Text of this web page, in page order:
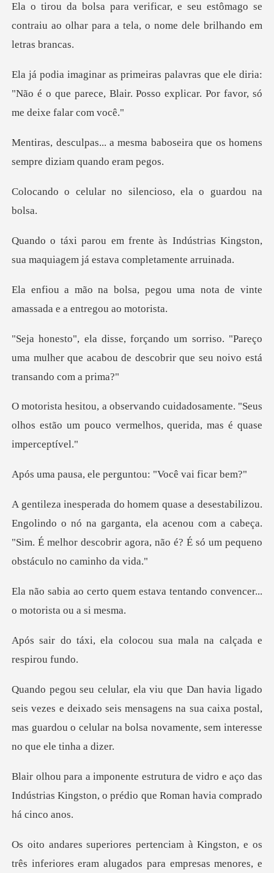
estômago se
contraiu ao olhar para a tela
ele diria:
"Não é o que parece, Blair. Posso e
a baboseira que os homens
sem
no silencioso, ela
ndústrias Kingston,
sua maquiagem
gou uma nota de vinte
amassad
so. "Pareço
uma mulher que acabou de descobr
samente. "Seus
olhos estão um pouco verme
le perguntou: "Vo
o o nó na garganta, ela acenou com a cabeça.
"Sim. É melhor desc
estava tentando convencer...
colocou sua mala na cal
s e deixado seis mensagens na sua caixa postal,
mas guardou o ce
vidro e aço das
Indústrias Kingston, o pré
m alugados para empresas menores, e